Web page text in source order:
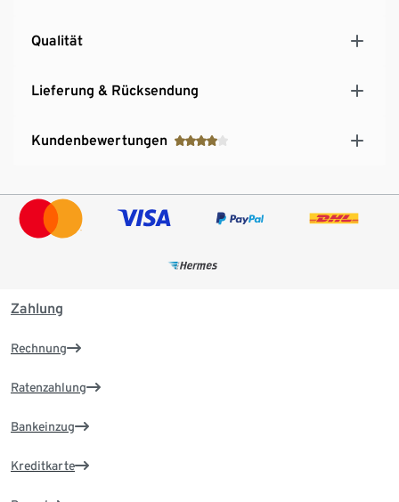
Qualität
Lieferung & Rücksendung
Kundenbewertungen
Zahlung
Rechnung
Ratenzahlung
Bankeinzug
Kreditkarte